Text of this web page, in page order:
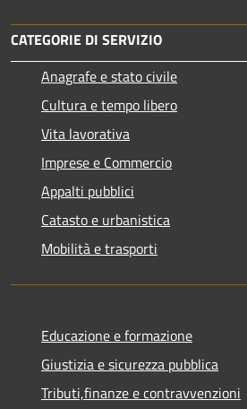
CATEGORIE DI SERVIZIO
Anagrafe e stato civile
Cultura e tempo libero
Vita lavorativa
Imprese e Commercio
Appalti pubblici
Catasto e urbanistica
Mobilità e trasporti
Educazione e formazione
Giustizia e sicurezza pubblica
Tributi,finanze e contravvenzioni